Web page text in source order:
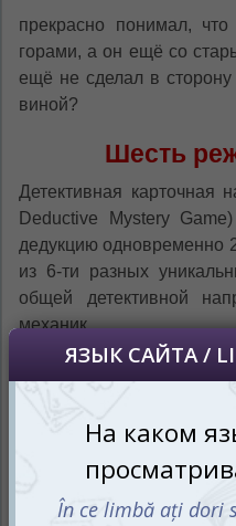
прекрасно понимал,
горами, а он ещё со
ещё не сделал в
виной?
Шесть
Детективная карточная
Deductive Mystery
дедукцию одновременно
из 6-ти разных
общей детективной
механик.
В первом режиме
Т.е. вам нужно будет
сможет выследить вас.
Другой дуэльный